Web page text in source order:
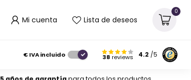
Mi cuenta Lista de deseos
0
€IVA incluido 38 reviews 4.2 /5